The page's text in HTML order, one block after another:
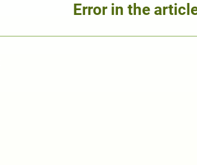
Error in the